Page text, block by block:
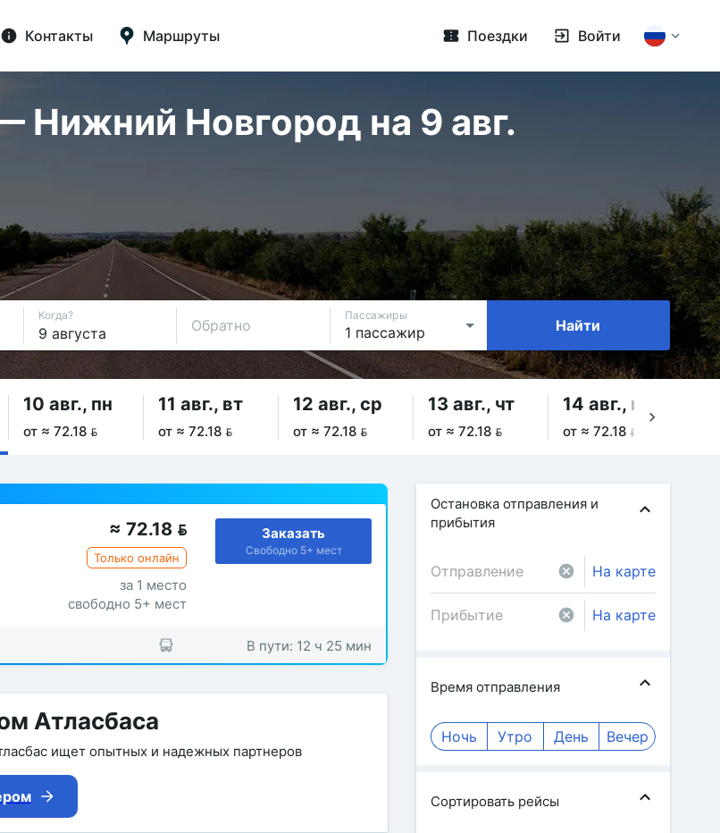
Контакты Маршруты Поездки Войти
Нижний Новгород на 9 авг.
Когда?
Обратно
Пассажиры
Найти
10 авг., пн
от ≈ 72.18 
11 авг., вт
от ≈ 72.18 
12 авг., ср
от ≈ 72.18 
13 авг., чт
от ≈ 72.18 
14 авг., пт
от ≈ 72.18 
≈ 72.18 
Только онлайн
за 1 место
свободно 5+ мест
Заказать
Свободно 5+ мест
В пути: 12 ч 25 мин
Атласбаса
ищет опытных и надежных партнеров
Остановка отправления и
прибытия
На карте
На карте
Время отправления
Ночь Утро День Вечер
Сортировать рейсы